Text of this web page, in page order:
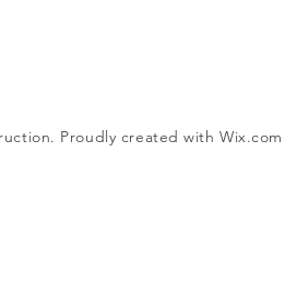
Proudly created withWix.com